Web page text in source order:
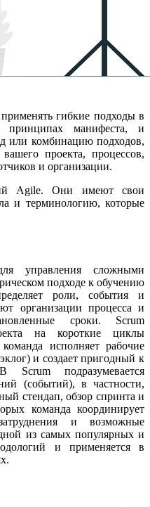
гибкие подходы в
принципах манифеста, и
или комбинацию подходов,
проекта, процессов,
и организации.
Agile. Они имеют свои
и терминологию, которые
управления сложными
подходе к обучению
роли, события и
организации процесса и
сроки. Scrum
на короткие циклы
исполняет рабочие
и создает пригодный к
Scrum подразумевается
(событий), в частности,
стендап, обзор спринта и
команда координирует
и возможные
из самых популярных и
и применяется в